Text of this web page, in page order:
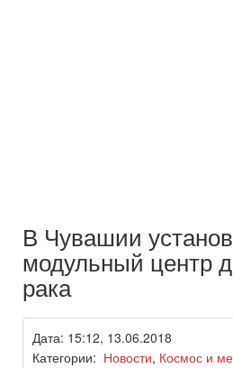
В Чувашии
модульный центр
рака
Дата: 15:12, 13.06.2018
Категории: Новости, Космос и